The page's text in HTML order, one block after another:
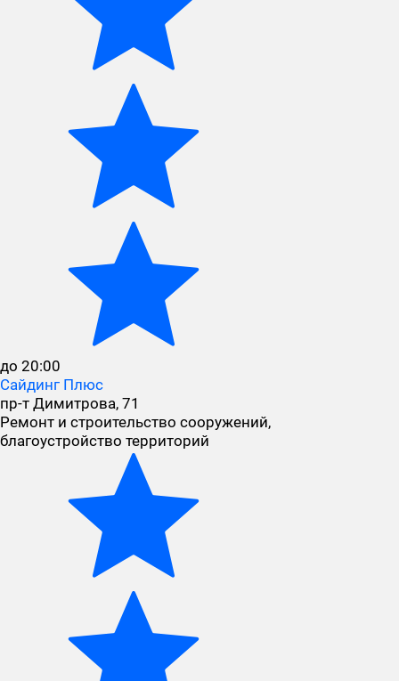
до 20:00
Сайдинг Плюс
пр-т Димитрова, 71
Ремонт и строительство сооружений,
благоустройство территорий